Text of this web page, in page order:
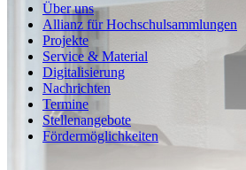
Über uns
Allianz für Hochschulsammlungen
Projekte
Service & Material
Digitalisierung
Nachrichten
Termine
Stellenangebote
Fördermöglichkeiten